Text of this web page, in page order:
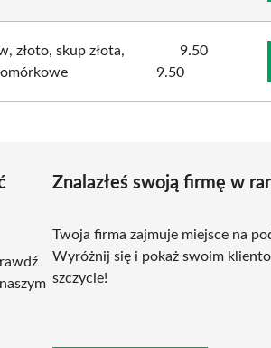
złoto, skup złota,
9.50
9.50
Znalazłeś swoją firmę w
Twoja firma zajmuje miejsce na
Wyróżnij się i pokaż swoim
szczycie!